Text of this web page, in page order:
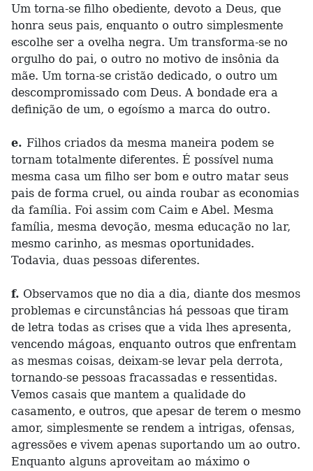
Um torna-se filho obediente, devoto a Deus, que
honra seus pais, enquanto o outro simplesmente
escolhe ser a ovelha negra. Um transforma-se no
orgulho do pai, o outro no motivo de insônia da
mãe. Um torna-se cristão dedicado, o outro um
descompromissado com Deus. A bondade era a
definição de um, o egoísmo a marca do outro.
e. Filhos criados da mesma maneira podem se
tornam totalmente diferentes. É possível numa
mesma casa um filho ser bom e outro matar seus
pais de forma cruel, ou ainda roubar as economias
da família. Foi assim com Caim e Abel. Mesma
família, mesma devoção, mesma educação no lar,
mesmo carinho, as mesmas oportunidades.
Todavia, duas pessoas diferentes.
f. Observamos que no dia a dia, diante dos mesmos
problemas e circunstâncias há pessoas que tiram
de letra todas as crises que a vida lhes apresenta,
vencendo mágoas, enquanto outros que enfrentam
as mesmas coisas, deixam-se levar pela derrota,
tornando-se pessoas fracassadas e ressentidas.
Vemos casais que mantem a qualidade do
casamento, e outros, que apesar de terem o mesmo
amor, simplesmente se rendem a intrigas, ofensas,
agressões e vivem apenas suportando um ao outro.
Enquanto alguns aproveitam ao máximo o